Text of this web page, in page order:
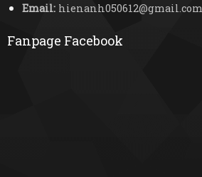
Email:hienanh050612@gmail.com
Fanpage Facebook